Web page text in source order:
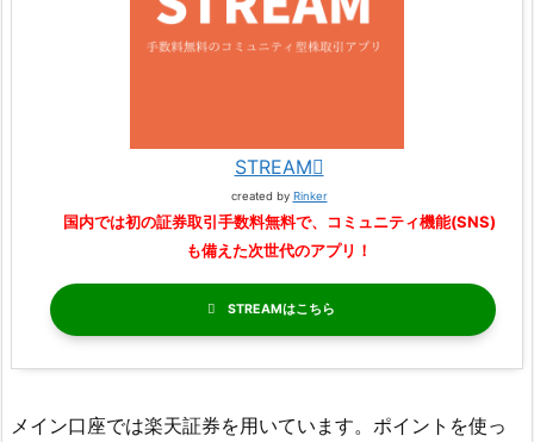
STREAM
created by Rinker
国内では初の証券取引手数料無料で、コミュニティ機能(SNS)
も備えた次世代のアプリ！
STREAM
メイン口座では楽天証券を用いています。ポイントを使っ